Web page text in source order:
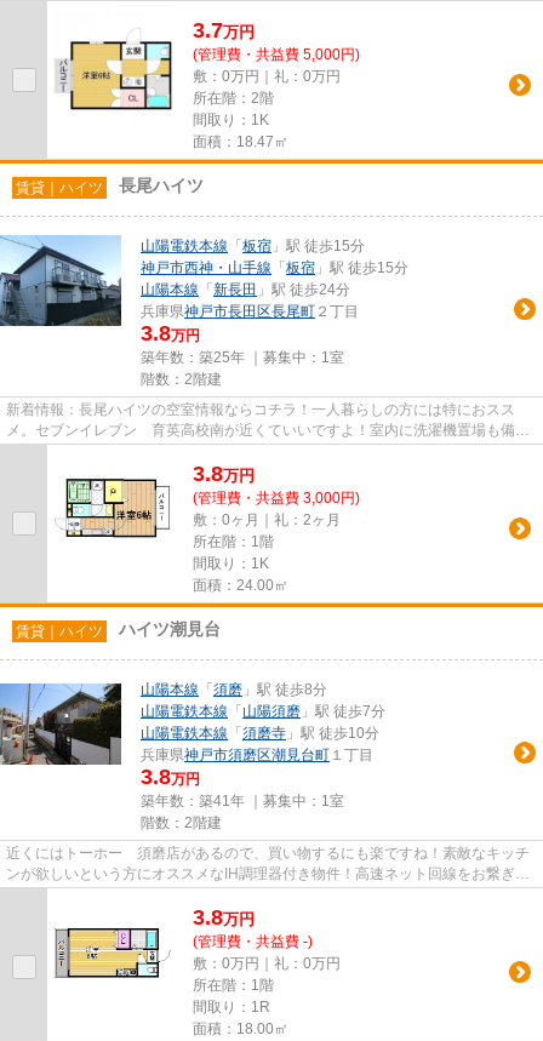
3.7万円
(管理費・共益費 5,000円)
敷：0万円｜礼：0万円
所在階：2階
間取り：1K
面積：18.47㎡
賃貸｜ハイツ 長尾ハイツ
山陽電鉄本線 「 板宿 」駅 徒歩15分
神戸市西神・山手線 「 板宿 」駅 徒歩15分
山陽本線 「 新長田 」駅 徒歩24分
兵庫県神戸市長田区長尾町 ２丁目
3.8万円
築年数：築25年 ｜募集中： 1室
階数：2階建
新着情報：長尾ハイツの空室情報ならコチラ！一人暮らしの方には特におスス
メ。セブンイレブン 育英高校南が近くていいですよ！室内に洗濯機置場も備え
3.8万円
(管理費・共益費 3,000円)
敷：0ヶ月｜礼：2ヶ月
所在階：1階
間取り：1K
面積：24.00㎡
賃貸｜ハイツ ハイツ潮見台
山陽本線 「 須磨 」駅 徒歩8分
山陽電鉄本線 「 山陽須磨 」駅 徒歩7分
山陽電鉄本線 「 須磨寺 」駅 徒歩10分
兵庫県神戸市須磨区潮見台町 １丁目
3.8万円
築年数：築41年 ｜募集中： 1室
階数：2階建
近くにはトーホー 須磨店があるので、買い物するにも楽ですね！素敵なキッチ
ンが欲しいという方にオススメなIH調理器付き物件！高速ネット回線をお繋ぎし
3.8万円
(管理費・共益費 -)
敷：0万円｜礼：0万円
所在階：1階
間取り：1R
面積：18.00㎡